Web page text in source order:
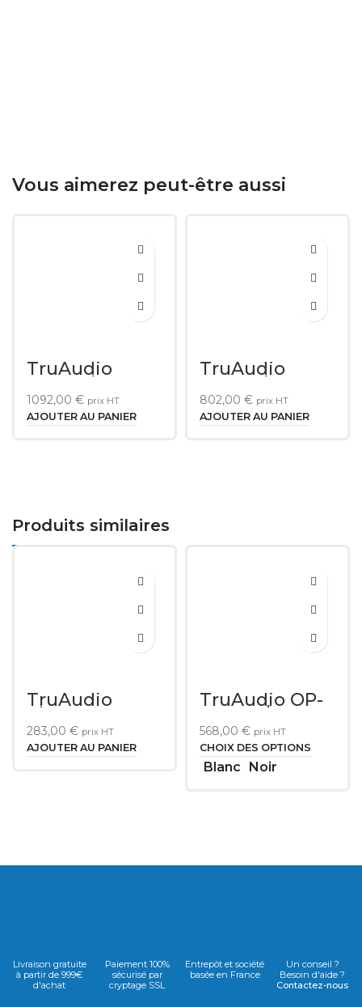
Vous aimerez peut-être aussi
TruAudio
Acoustiscape
AS-3
1092,00 € prix HT
AJOUTER AU PANIER
TruAudio
Acoustiscape
AS-2
802,00 € prix HT
AJOUTER AU PANIER
Produits similaires
TruAudio
Phantom PP-8
283,00 € prix HT
AJOUTER AU PANIER
TruAudio OP-
6.2 WT/BK
568,00 € prix HT
CHOIX DES OPTIONS
Blanc Noir
Livraison gratuite
à partir de 999€
d'achat
Paiement 100%
sécurisé par
cryptage SSL
Entrepôt et société
basée en France
Un conseil ?
Besoin d'aide ?
Contactez-nous